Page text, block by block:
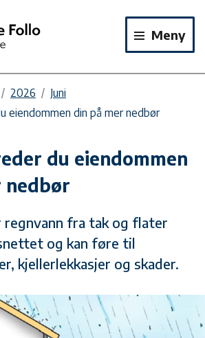
Meny
2026
Juni
eiendommen din på mer nedbør
du eiendommen
nedbør
regnvann fra tak og flater
og kan føre til
kjellerlekkasjer og skader.